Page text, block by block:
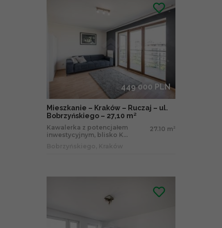
449 000 PLN
Mieszkanie – Kraków – Ruczaj – ul.
Bobrzyńskiego – 27,10 m²
Kawalerka z potencjałem
inwestycyjnym, blisko K...
27.10 m 2